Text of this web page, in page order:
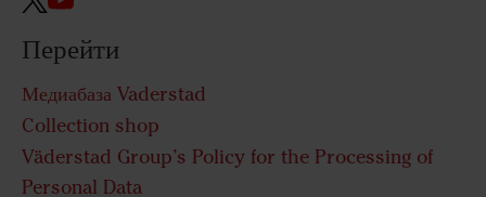
Перейти
Медиабаза Vaderstad
Collection shop
Väderstad Group’s Policy for the Processing of
Personal Data